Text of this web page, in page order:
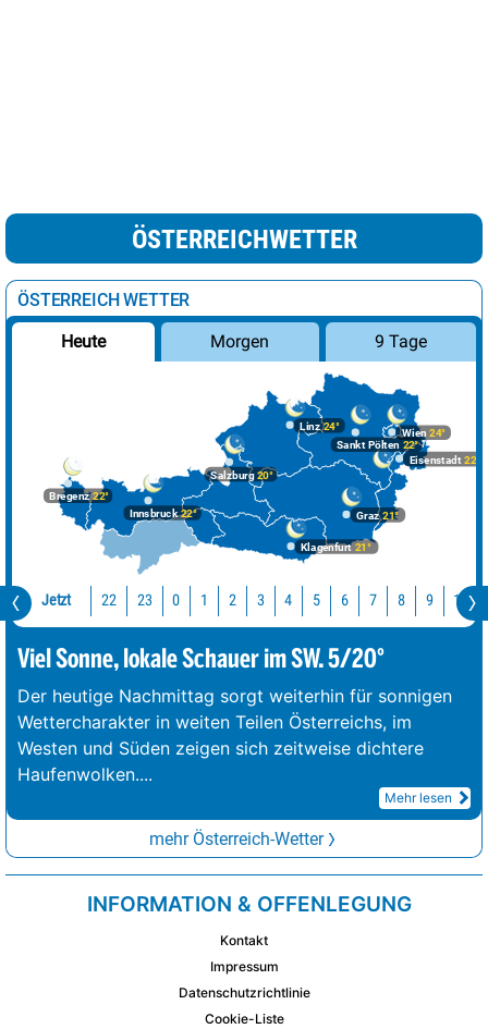
ÖSTERREICHWETTER
ÖSTERREICH WETTER
Heute Morgen 9 Tage
Bregenz22°
Graz21°
Innsbruck22°
Klagenfurt 21°
Linz24°
Salzburg20°
Wien 24°
Eisenstadt 22°
Sankt Pölten 22°
Jetzt 22 23 0 1 2 3 4 5 6 7 8 9 10
Viel Sonne, lokale Schauer im SW. 5/20°
Der heutige Nachmittag sorgt weiterhin für sonnigen
Wettercharakter in weiten Teilen Österreichs, im
Westen und Süden zeigen sich zeitweise dichtere
Haufenwolken....
Mehr lesen
mehr Österreich-Wetter
INFORMATION & OFFENLEGUNG
Kontakt
Impressum
Datenschutzrichtlinie
Cookie-Liste